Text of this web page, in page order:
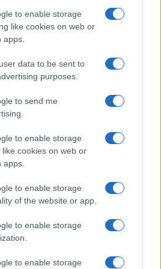
to enable storage
like cookies on web or
data to be sent to
purposes.
to send me
to enable storage
cookies on web or
to enable storage
of the website or app.
to enable storage
to enable storage
petrolio in rialzo e focus su